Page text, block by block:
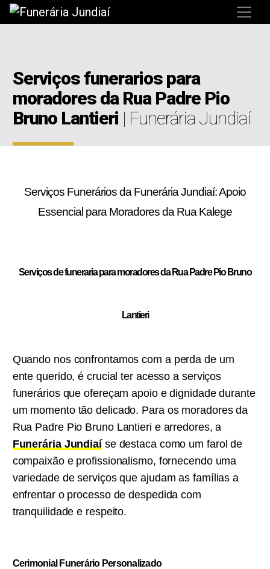
Serviços funerarios para
moradores da Rua Padre Pio
Bruno Lantieri | Funerária Jundiaí
Serviços Funerários da Funerária Jundiaí: Apoio
Essencial para Moradores da Rua Kalege
Serviços de funeraria para moradores da Rua Padre Pio Bruno
Lantieri
Quando nos confrontamos com a perda de um
ente querido, é crucial ter acesso a serviços
funerários que ofereçam apoio e dignidade durante
um momento tão delicado. Para os moradores da
Rua Padre Pio Bruno Lantieri e arredores, a
Funerária Jundiaíse destaca como um farol de
compaixão e profissionalismo, fornecendo uma
variedade de serviços que ajudam as famílias a
enfrentar o processo de despedida com
tranquilidade e respeito.
Cerimonial Funerário Personalizado